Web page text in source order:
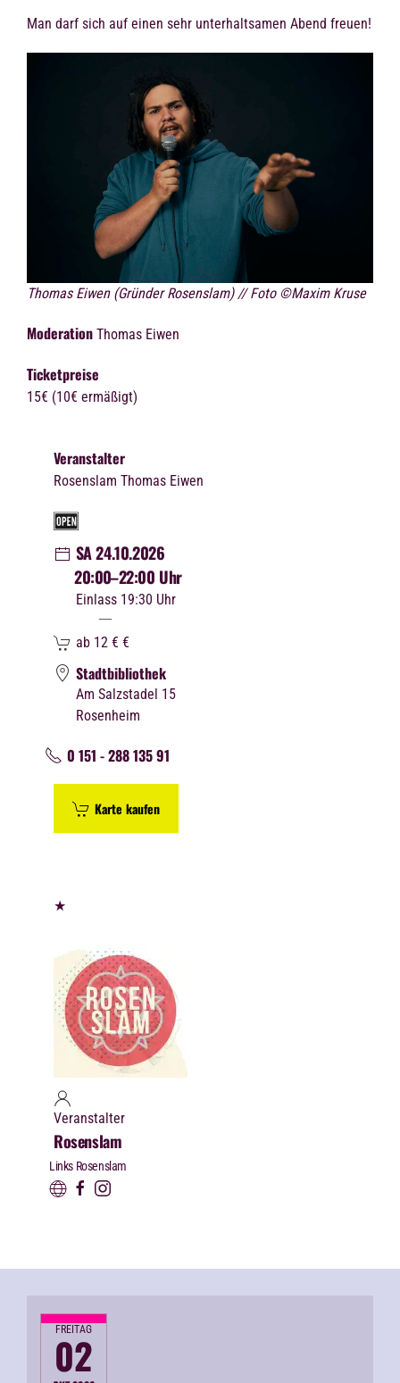
Man darf sich auf einen sehr unterhaltsamen Abend freuen!
Thomas Eiwen (Gründer Rosenslam) // Foto ©Maxim Kruse
Moderation Thomas Eiwen
Ticketpreise
15€ (10€ ermäßigt)
Veranstalter
Rosenslam Thomas Eiwen
SA 24.10.2026
20:00–22:00 Uhr
Einlass 19:30 Uhr
ab 12 € €
Stadtbibliothek
Am Salzstadel 15
Rosenheim
0 151 - 288 135 91
Karte kaufen
★
Veranstalter
Rosenslam
Links Rosenslam
FREITAG
02